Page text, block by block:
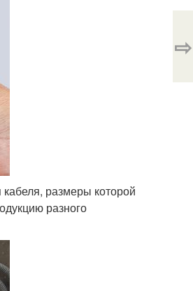
размеры которой
разного
⇨